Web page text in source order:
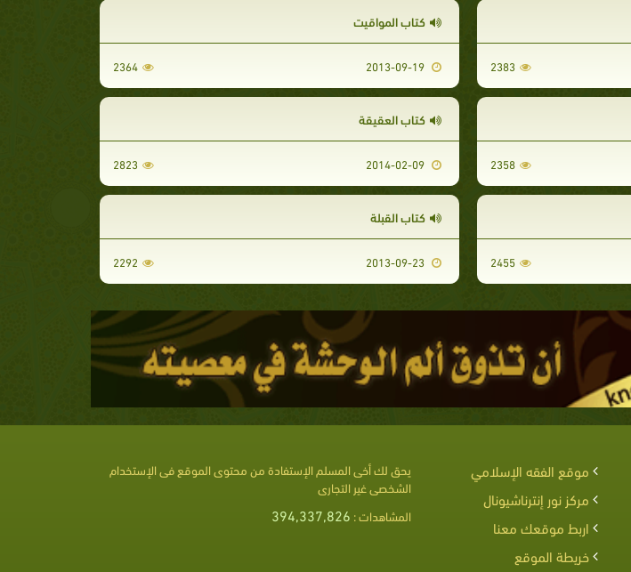
2383
كتاب المواقيت
2013-09-19
2364
2358
كتاب العقيقة
2014-02-09
2823
2455
كتاب القبلة
2013-09-23
2292
موقع الفقه الإسلامي
مركز نور إنترناشيونال
اربط موقعك معنا
خريطة الموقع
يحق لك أخى المسلم الإستفادة من محتوى الموقع فى الإستخدام
الشخصى غير التجارى
المشاهدات : 394,337,826